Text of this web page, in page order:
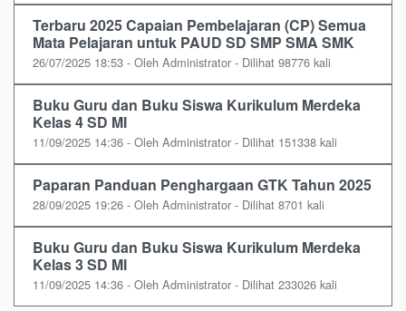
Terbaru 2025 Capaian Pembelajaran (CP) Semua
Mata Pelajaran untuk PAUD SD SMP SMA SMK
26/07/2025 18:53 - Oleh Administrator - Dilihat 98776 kali
Buku Guru dan Buku Siswa Kurikulum Merdeka
Kelas 4 SD MI
11/09/2025 14:36 - Oleh Administrator - Dilihat 151338 kali
Paparan Panduan Penghargaan GTK Tahun 2025
28/09/2025 19:26 - Oleh Administrator - Dilihat 8701 kali
Buku Guru dan Buku Siswa Kurikulum Merdeka
Kelas 3 SD MI
11/09/2025 14:36 - Oleh Administrator - Dilihat 233026 kali